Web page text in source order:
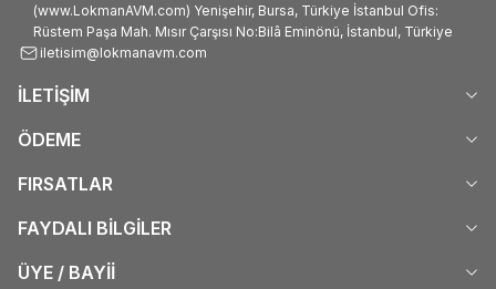
(www.LokmanAVM.com) Yenişehir, Bursa, Türkiye İstanbul Ofis:
Rüstem Paşa Mah. Mısır Çarşısı No:Bilâ Eminönü, İstanbul, Türkiye
iletisim@lokmanavm.com
İLETİŞİM
ÖDEME
FIRSATLAR
FAYDALI BİLGİLER
ÜYE / BAYİİ